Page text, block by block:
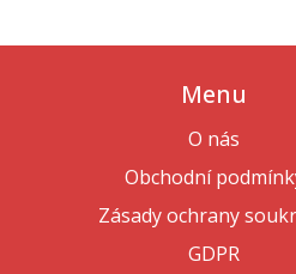
Menu
O nás
Obchodní
Zásady ochrany
GDPR